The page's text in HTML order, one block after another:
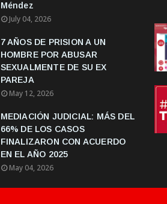
Méndez
July 04, 2026
7 AÑOS DE PRISION A UN
HOMBRE POR ABUSAR
SEXUALMENTE DE SU EX
PAREJA
May 12, 2026
MEDIACIÓN JUDICIAL: MÁS DEL
66% DE LOS CASOS
FINALIZARON CON ACUERDO
EN EL AÑO 2025
May 04, 2026